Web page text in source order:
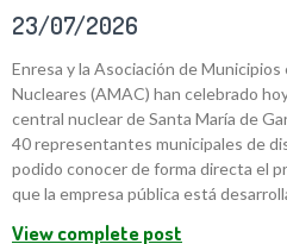
23/07/2026
Enresa y la Asociación de
Nucleares (AMAC) han celebrado
central nuclear de Santa María de
40 representantes municipales de
podido conocer de forma directa el
que la empresa pública está
View complete post